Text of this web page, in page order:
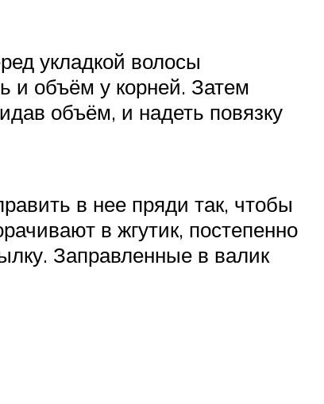
укладкой волосы
и объём у корней. Затем
объём, и надеть повязку
в нее пряди так, чтобы
в жгутик, постепенно
Заправленные в валик